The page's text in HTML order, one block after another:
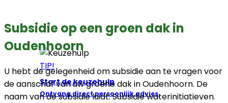
TIP!
Start de keuzehulp
Ontvang direct persoonlijk advies.
Subsidie op een groen dak in
Oudenhoorn
U hebt de gelegenheid om subsidie aan te vragen voor
de aanschaf van uw groene dak in Oudenhoorn. De
naam van de subsidie luidt: Subsidie waterinitiatieven.